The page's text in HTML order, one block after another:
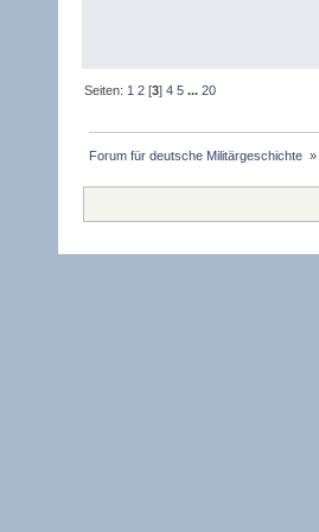
Seiten: 1 2 [3]4 5 ...20
Forum für deutsche Militärgeschichte »